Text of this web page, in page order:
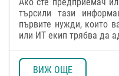
Ако сте предприемач
търсили тази
първите нужди, които
или ИТ екип трябва да
ВИЖ ОЩЕ